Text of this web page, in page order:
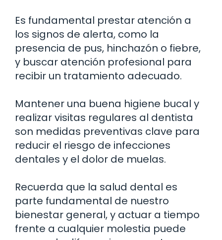
Es fundamental prestar atención a
los signos de alerta, como la
presencia de pus, hinchazón o fiebre,
y buscar atención profesional para
recibir un tratamiento adecuado.
Mantener una buena higiene bucal y
realizar visitas regulares al dentista
son medidas preventivas clave para
reducir el riesgo de infecciones
dentales y el dolor de muelas.
Recuerda que la salud dental es
parte fundamental de nuestro
bienestar general, y actuar a tiempo
frente a cualquier molestia puede